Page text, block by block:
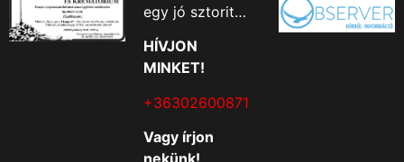
egy jó sztorit…
HÍVJON
MINKET!
+36302600871
Vagy írjon
nekünk!